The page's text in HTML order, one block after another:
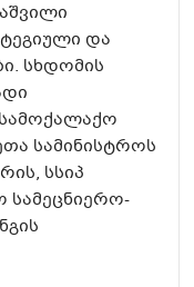
და
სხდომის
სამინისტროს
სსიპ
სამეცნიერო-